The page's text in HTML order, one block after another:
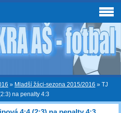
» Mladší žáci-sezona 2015/2016 » TJ
na penalty 4:3